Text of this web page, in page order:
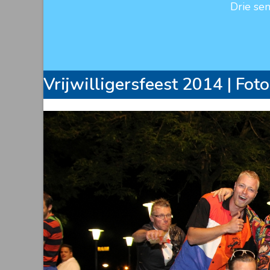
Drie
Vrijwilligersfeest 2014 |